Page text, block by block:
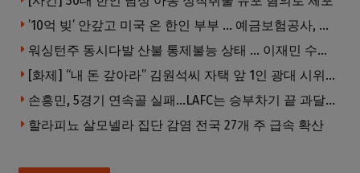
’10억 빚’ 안갚고 미국 온 한인 부부 … 예금보험공사, 미국서 소송
워싱턴주 동시다발 산불 통제불능 상태 … 이재민 수십만명
[화제] “내 돈 갚아라” 김원석씨 자택 앞 1인 광대 시위 … 한인 투자사, “108만 달러 못받아”
손흥민, 5경기 연속골 실패…LAFC는 승부차기 끝 과달라하라 격파
할라피뇨 살모넬라 집단 감염 전국 27개 주 급속 확산